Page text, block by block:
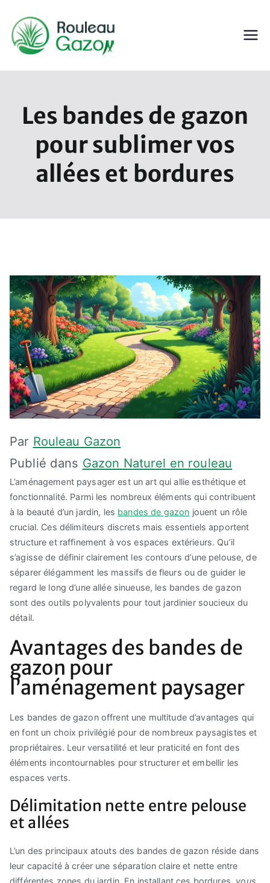
contenu
Les bandes de gazon
pour sublimer vos
allées et bordures
Par Rouleau Gazon
Publié dans Gazon Naturel en rouleau
L’aménagement paysager est un art qui allie esthétique et
fonctionnalité. Parmi les nombreux éléments qui contribuent
à la beauté d’un jardin, les bandes de gazon jouent un rôle
crucial. Ces délimiteurs discrets mais essentiels apportent
structure et raffinement à vos espaces extérieurs. Qu’il
s’agisse de définir clairement les contours d’une pelouse, de
séparer élégamment les massifs de fleurs ou de guider le
regard le long d’une allée sinueuse, les bandes de gazon
sont des outils polyvalents pour tout jardinier soucieux du
détail.
Avantages des bandes de
gazon pour
l’aménagement paysager
Les bandes de gazon offrent une multitude d’avantages qui
en font un choix privilégié pour de nombreux paysagistes et
propriétaires. Leur versatilité et leur praticité en font des
éléments incontournables pour structurer et embellir les
espaces verts.
Délimitation nette entre pelouse
et allées
L’un des principaux atouts des bandes de gazon réside dans
leur capacité à créer une séparation claire et nette entre
différentes zones du jardin. En installant ces bordures, vous